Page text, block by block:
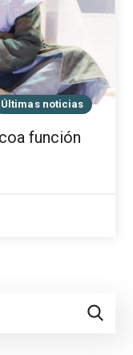
Últimas noticias
función